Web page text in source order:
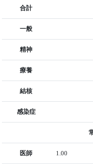
合計
一般
精神
療養
結核
感染症
医師 1.00